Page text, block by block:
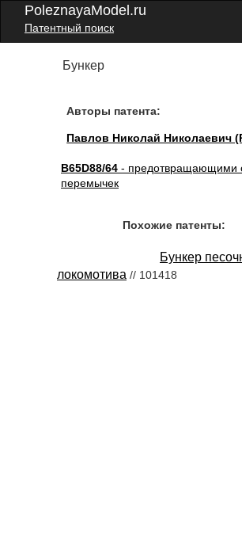
PoleznayaModel.ru
Патентный поиск
Бункер
Авторы патента:
Павлов Николай Николаевич
B65D88/64 - предотвращающими
перемычек
Похожие патенты:
Бункер
локомотива // 101418